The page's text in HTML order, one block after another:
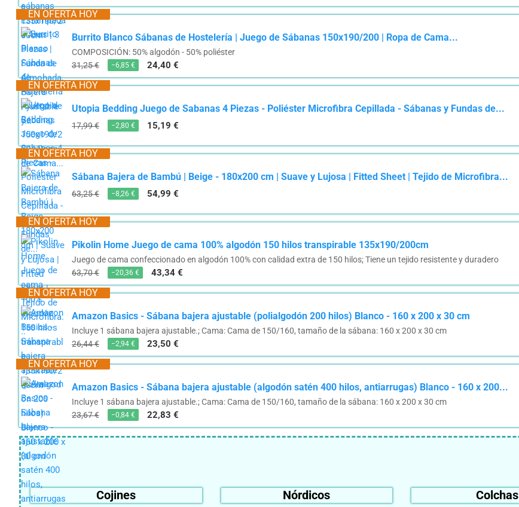
EN OFERTA HOY
Burrito Blanco Sábanas de Hostelería | Juego de Sábanas 150x190/200 | Ropa de Cama...
COMPOSICIÓN: 50% algodón - 50% poliéster
31,25 €
−6,85 € 24,40 €
EN OFERTA HOY
Utopia Bedding Juego de Sabanas 4 Piezas - Poliéster Microfibra Cepillada - Sábanas y Fundas de...
17,99 € −2,80 € 15,19 €
EN OFERTA HOY
Sábana Bajera de Bambú | Beige - 180x200 cm | Suave y Lujosa | Fitted Sheet | Tejido de Microfibra...
63,25 € −8,26 € 54,99 €
EN OFERTA HOY
Pikolin Home Juego de cama 100% algodón 150 hilos transpirable 135x190/200cm
Juego de cama confeccionado en algodón 100% con calidad extra de 150 hilos; Tiene un tejido resistente y duradero
63,70 €
−20,36 € 43,34 €
EN OFERTA HOY
Amazon Basics - Sábana bajera ajustable (polialgodón 200 hilos) Blanco - 160 x 200 x 30 cm
Incluye 1 sábana bajera ajustable.; Cama: Cama de 150/160, tamaño de la sábana: 160 x 200 x 30 cm
26,44 €
−2,94 € 23,50 €
EN OFERTA HOY
Amazon Basics - Sábana bajera ajustable (algodón satén 400 hilos, antiarrugas) Blanco - 160 x 200...
Incluye 1 sábana bajera ajustable.; Cama: Cama de 150/160, tamaño de la sábana: 160 x 200 x 30 cm
23,67 €
−0,84 € 22,83 €
Cojines Nórdicos Colchas